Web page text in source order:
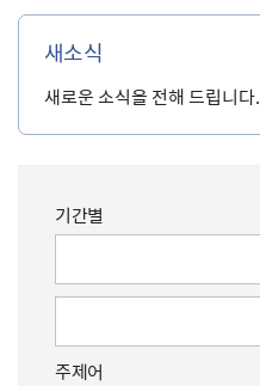
새소식
새로운 소식을 전해 드립니다.
기간별
주제어